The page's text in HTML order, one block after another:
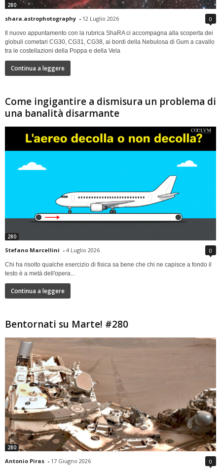
280
shara.astrophotography - 12 Luglio 2026 0
Il nuovo appuntamento con la rubrica ShaRA ci accompagna alla scoperta dei
globuli cometari CG30, CG31, CG38, ai bordi della Nebulosa di Gum a cavallo
tra le costellazioni della Poppa e della Vela
Continua a leggere
Come ingigantire a dismisura un problema di
una banalità disarmante
280
Stefano Marcellini - 4 Luglio 2026 0
Chi ha risolto qualche esercizio di fisica sa bene che chi ne capisce a fondo il
testo è a metà dell'opera...
Continua a leggere
Bentornati su Marte! #280
280
Antonio Piras - 17 Giugno 2026 0